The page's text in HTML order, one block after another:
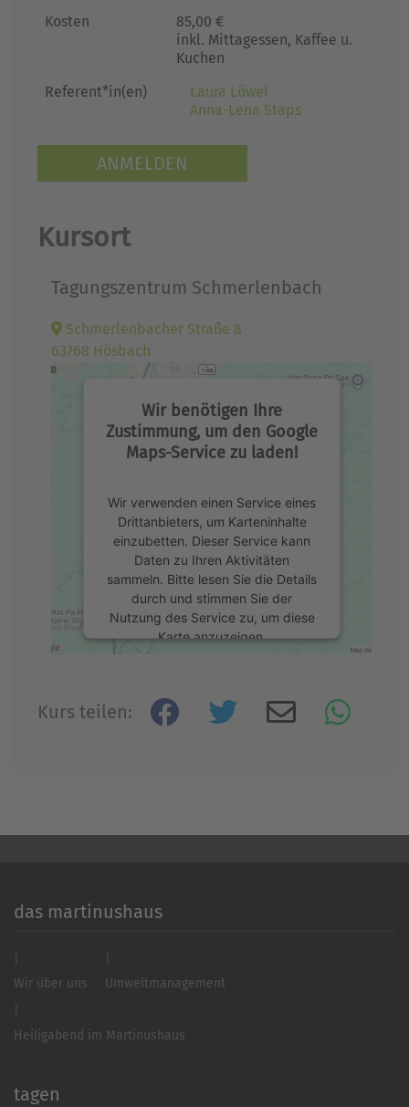
Kosten
85,00 €
inkl. Mittagessen, Kaffee u.
Kuchen
Referent*in(en)
Laura Löwel
Anna-Lena Staps
ANMELDEN
Kursort
Tagungszentrum Schmerlenbach
Schmerlenbacher Straße 8
63768 Hösbach
Wir benötigen Ihre
Zustimmung, um den Google
Maps-Service zu laden!
Wir verwenden einen Service eines
Drittanbieters, um Karteninhalte
einzubetten. Dieser Service kann
Daten zu Ihren Aktivitäten
sammeln. Bitte lesen Sie die Details
durch und stimmen Sie der
Nutzung des Service zu, um diese
Karte anzuzeigen.
Kurs teilen:
das martinushaus
Wir über uns Umweltmanagement
Heiligabend im Martinushaus
tagen